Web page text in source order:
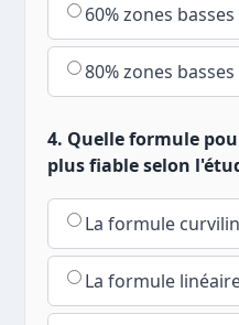
60% zones
80% zones
4. Quelle formule
plus fiable selon
La formule
La formule